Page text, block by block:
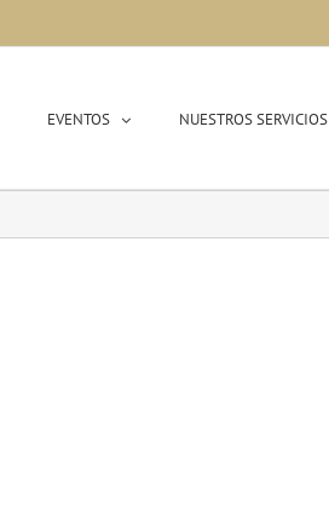
EVENTOS NUESTROS SERVICIOS